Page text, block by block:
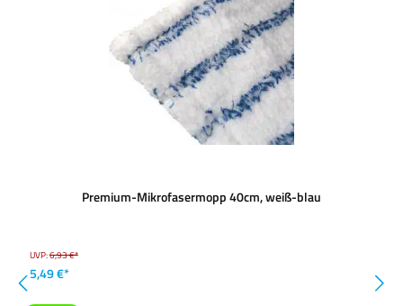
Premium-Mikrofasermopp 40cm, weiß-blau
UVP:6,93 €*
5,49 €*